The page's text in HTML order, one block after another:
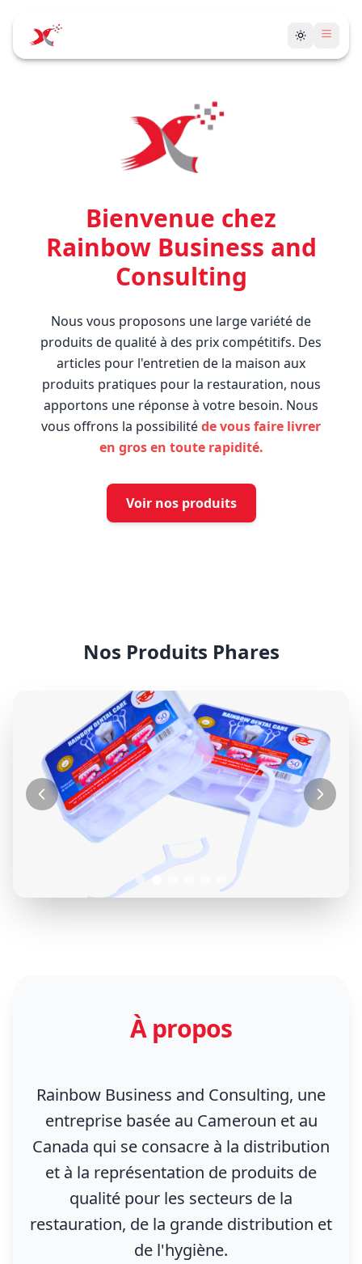
Menu
Bienvenue chez
Rainbow Business and
Consulting
Nous vous proposons une large variété de
produits de qualité à des prix compétitifs. Des
articles pour l'entretien de la maison aux
produits pratiques pour la restauration, nous
apportons une réponse à votre besoin. Nous
vous offrons la possibilitéde vous faire livrer
en gros en toute rapidité.
Voir nos produits
Nos Produits Phares
À propos
Rainbow Business and Consulting, une
entreprise basée au Cameroun et au
Canada qui se consacre à la distribution
et à la représentation de produits de
qualité pour les secteurs de la
restauration, de la grande distribution et
de l'hygiène.